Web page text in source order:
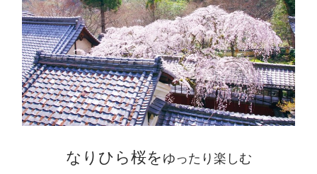
なりひら桜をゆったり楽しむ